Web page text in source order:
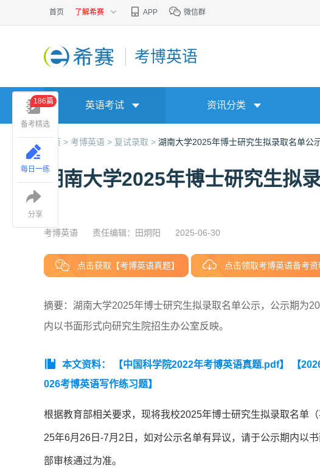
首页 了解希赛 APP 微信群
考博英语
英语考试 资讯分类
首页 > 考博英语 > 复试录取 > 湖南大学2025年博士研究生拟录取名单公
湖南大学2025年博士研究生拟
考博英语 责任编辑：田炯阳 2025-06-30
点击获取【考博英语真题】 点击领取考博英语备考资
摘要：湖南大学2025年博士研究生拟录取名单公示，公示期为
内以书面形式向研究生院招生办公室反映。
本文资料： 【中国科学院2022年考博英语真题.pdf】 【
026考博英语写作练习题】
根据教育部相关要求，现将我校2025年博士研究生拟录取名单
25年6月26日-7月2日，如对公示名单有异议，请于公示期内以
部审核通过为准。
备考精选
186篇
每日一练
分享